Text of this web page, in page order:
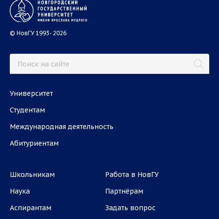
© НовГУ 1993- 2026
Университет
Студентам
Международная деятельность
Абитуриентам
Школьникам
Наука
Аспирантам
Работа в НовГУ
Партнёрам
Задать вопрос